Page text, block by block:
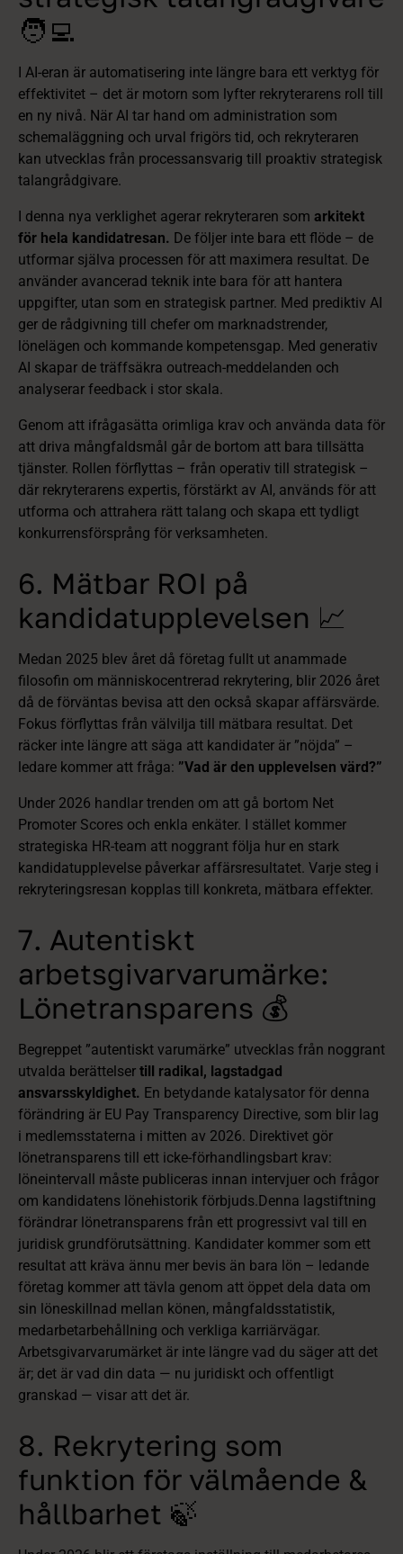
🧑‍💻
I AI-eran är automatisering inte längre bara ett verktyg för
effektivitet – det är motorn som lyfter rekryterarens roll till
en ny nivå. När AI tar hand om administration som
schemaläggning och urval frigörs tid, och rekryteraren
kan utvecklas från processansvarig till proaktiv strategisk
talangrådgivare.
I denna nya verklighet agerar rekryteraren som arkitekt
för hela kandidatresan. De följer inte bara ett flöde – de
utformar själva processen för att maximera resultat. De
använder avancerad teknik inte bara för att hantera
uppgifter, utan som en strategisk partner. Med prediktiv AI
ger de rådgivning till chefer om marknadstrender,
lönelägen och kommande kompetensgap. Med generativ
AI skapar de träffsäkra outreach-meddelanden och
analyserar feedback i stor skala.
Genom att ifrågasätta orimliga krav och använda data för
att driva mångfaldsmål går de bortom att bara tillsätta
tjänster. Rollen förflyttas – från operativ till strategisk –
där rekryterarens expertis, förstärkt av AI, används för att
utforma och attrahera rätt talang och skapa ett tydligt
konkurrensförsprång för verksamheten.
6. Mätbar ROI på
kandidatupplevelsen 📈
Medan 2025 blev året då företag fullt ut anammade
filosofin om människocentrerad rekrytering, blir 2026 året
då de förväntas bevisa att den också skapar affärsvärde.
Fokus förflyttas från välvilja till mätbara resultat. Det
räcker inte längre att säga att kandidater är ”nöjda” –
ledare kommer att fråga: ”Vad är den upplevelsen värd?”
Under 2026 handlar trenden om att gå bortom Net
Promoter Scores och enkla enkäter. I stället kommer
strategiska HR-team att noggrant följa hur en stark
kandidatupplevelse påverkar affärsresultatet. Varje steg i
rekryteringsresan kopplas till konkreta, mätbara effekter.
7. Autentiskt
arbetsgivarvarumärke:
Lönetransparens 💰
Begreppet ”autentiskt varumärke” utvecklas från noggrant
utvalda berättelser till radikal, lagstadgad
ansvarsskyldighet. En betydande katalysator för denna
förändring är EU Pay Transparency Directive, som blir lag
i medlemsstaterna i mitten av 2026. Direktivet gör
lönetransparens till ett icke‑förhandlingsbart krav:
löneintervall måste publiceras innan intervjuer och frågor
om kandidatens lönehistorik förbjuds.Denna lagstiftning
förändrar lönetransparens från ett progressivt val till en
juridisk grundförutsättning. Kandidater kommer som ett
resultat att kräva ännu mer bevis än bara lön – ledande
företag kommer att tävla genom att öppet dela data om
sin löneskillnad mellan könen, mångfaldsstatistik,
medarbetarbehållning och verkliga karriärvägar.
Arbetsgivarvarumärket är inte längre vad du säger att det
är; det är vad din data — nu juridiskt och offentligt
granskad — visar att det är.
8. Rekrytering som
funktion för välmående &
hållbarhet 🍃